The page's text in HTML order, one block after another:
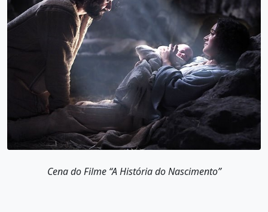
Cena do Filme “A História do Nascimento”